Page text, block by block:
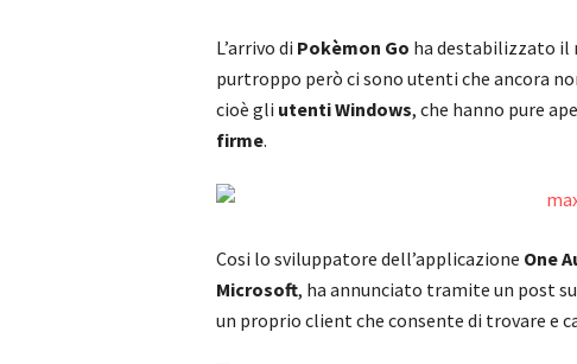
L’arrivo di Pokèmon Go ha destabilizzato
purtroppo però ci sono utenti che ancora
cioè gli utenti Windows, che hanno pure
firme.
Cosi lo sviluppatore dell’applicazione One
Microsoft, ha annunciato tramite un post su
un proprio client che consente di trovare e